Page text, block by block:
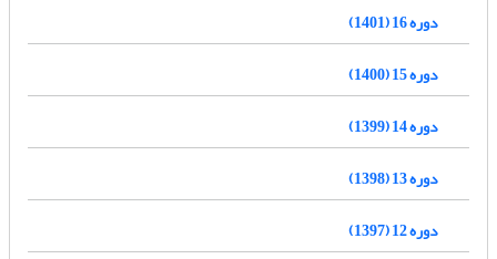
دوره 16 (1401)
دوره 15 (1400)
دوره 14 (1399)
دوره 13 (1398)
دوره 12 (1397)